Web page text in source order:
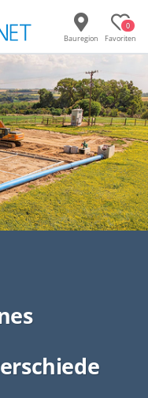
Bauregion
0
Favoriten